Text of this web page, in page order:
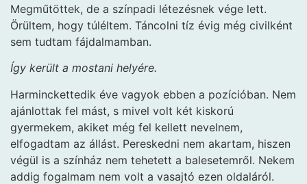
Megműtöttek, de a színpadi létezésnek vége lett.
Örültem, hogy túléltem. Táncolni tíz évig még civilként
sem tudtam fájdalmamban.
Így került a mostani helyére.
Harminckettedik éve vagyok ebben a pozícióban. Nem
ajánlottak fel mást, s mivel volt két kiskorú
gyermekem, akiket még fel kellett nevelnem,
elfogadtam az állást. Pereskedni nem akartam, hiszen
végül is a színház nem tehetett a balesetemről. Nekem
addig fogalmam nem volt a vasajtó ezen oldaláról.